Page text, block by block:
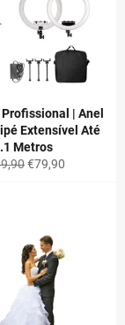
| Anel
Extensível Até
Metros
Preço
€79,90